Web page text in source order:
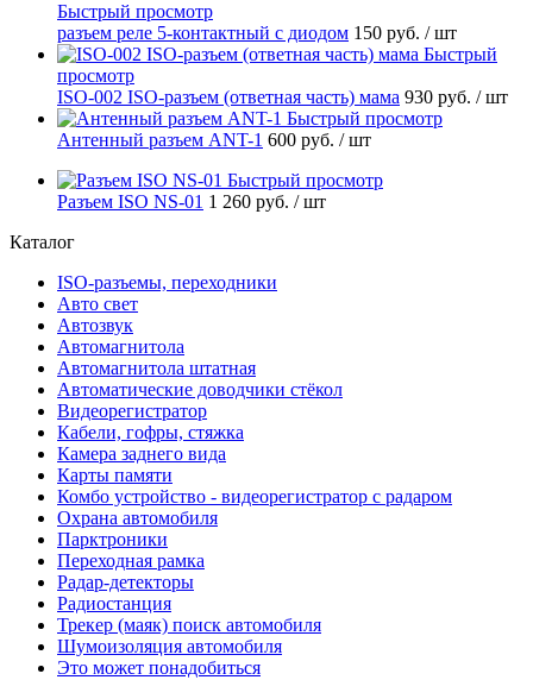
Быстрый просмотр
разъем реле 5-контактный с диодом 150 руб. / шт
Быстрый
просмотр
ISO-002 ISO-разъем (ответная часть) мама 930 руб. / шт
Быстрый просмотр
Антенный разъем ANT-1 600 руб. / шт
Быстрый просмотр
Разъем ISO NS-01 1 260 руб. / шт
Каталог
ISO-разъемы, переходники
Авто свет
Автозвук
Автомагнитола
Автомагнитола штатная
Автоматические доводчики стёкол
Видеорегистратор
Кабели, гофры, стяжка
Камера заднего вида
Карты памяти
Комбо устройство - видеорегистратор с радаром
Охрана автомобиля
Парктроники
Переходная рамка
Радар-детекторы
Радиостанция
Трекер (маяк) поиск автомобиля
Шумоизоляция автомобиля
Это может понадобиться